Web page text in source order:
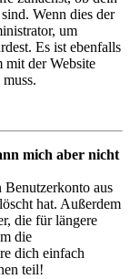
Wenn dies der
um
Es ist ebenfalls
mit der Website
mich aber nicht
Benutzerkonto aus
hat. Außerdem
die für längere
die
dich einfach
teil!